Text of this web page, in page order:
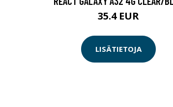
35.4 EUR
LISÄTIETOJA